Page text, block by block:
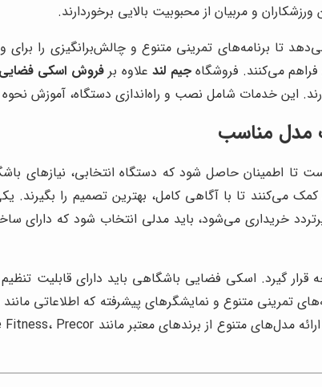
و مربیان از محبوبیت بالایی برخوردارند.
تا برنامه‌های تمرینی متنوع و چالش‌برانگیزی را
می‌کنند. فروشگاهجیم لندعلاوه برفروش اسکی
این خدمات شامل نصب و راه‌اندازی دستگاه، آموزش
مدل مناسب
تا اطمینان حاصل شود که دستگاه انتخابی، نیازهای
می‌کنند تا با آگاهی کامل، بهترین تصمیم را بگیرند.
خریداری می‌شود، باید مدلی انتخاب شود که دارای
قرار گیرد. اسکی فضایی باشگاهی باید دارای قابلیت
تمرینی متنوع و نمایشگرهای پیشرفته که اطلاعاتی